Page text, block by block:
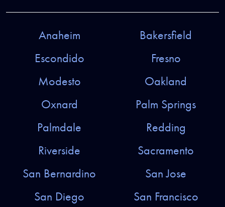
Anaheim
Bakersfield
Escondido
Fresno
Modesto
Oakland
Oxnard
Palm Springs
Palmdale
Redding
Riverside
Sacramento
San Bernardino
San Jose
San Diego
San Francisco